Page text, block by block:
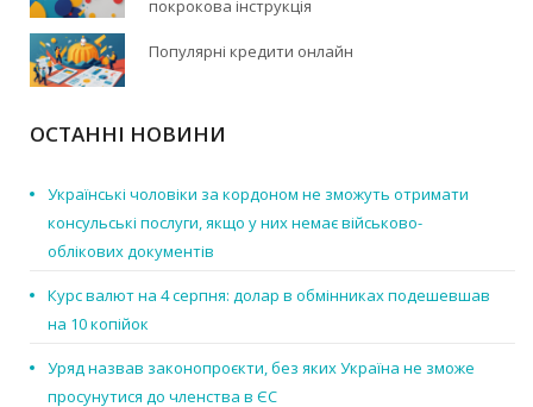
покрокова інструкція
Популярні кредити онлайн
ОСТАННІ НОВИНИ
Українські чоловіки за кордоном не зможуть отримати
консульські послуги, якщо у них немає військово-
облікових документів
Курс валют на 4 серпня: долар в обмінниках подешевшав
на 10 копійок
Уряд назвав законопроєкти, без яких Україна не зможе
просунутися до членства в ЄС